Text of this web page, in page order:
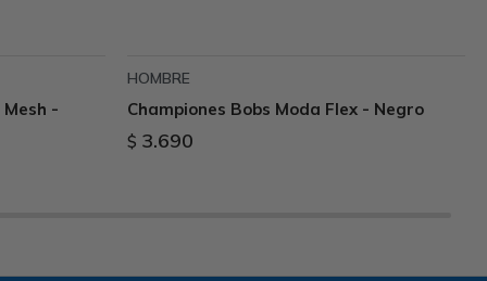
-
HOMBRE
Championes Bobs Moda Flex - Negro
$ 3.690